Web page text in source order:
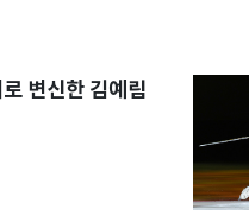
변신한 김예림